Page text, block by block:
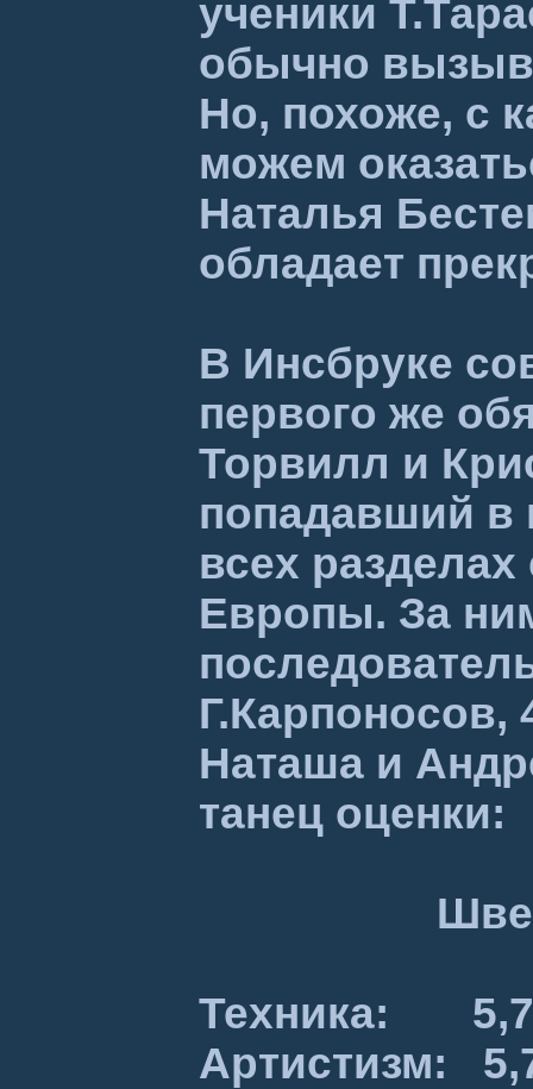
ученики
обычно
Но, похоже, с
можем
Наталья
обладает
В Инсбруке
первого же
Торвилл и
попадавший в
всех
Европы. За
Г.Карпоносов,
Наташа и
танец оценки:
Швейц. ФРГ
Техника: